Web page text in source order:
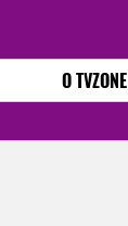
O TVZONE